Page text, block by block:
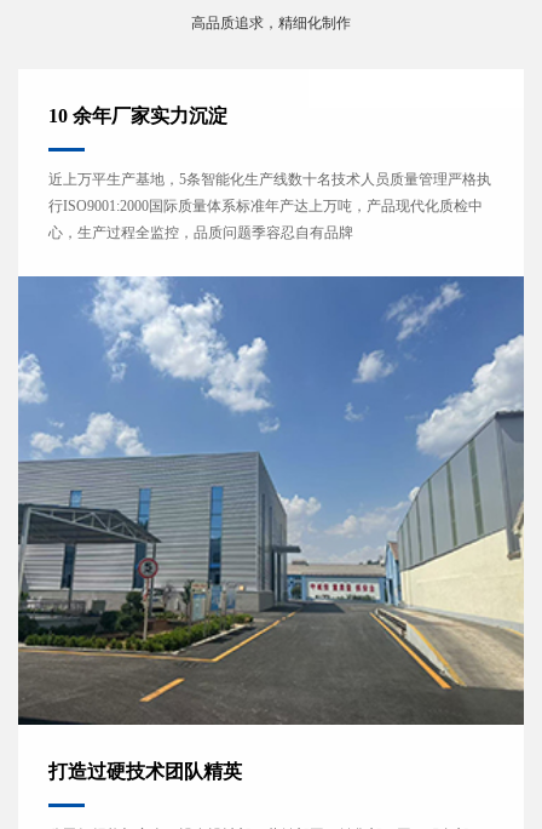
高品质追求，精细化制作
10 余年厂家实力沉淀
近上万平生产基地，5条智能化生产线数十名技术人员质量管理严格执
行ISO9001:2000国际质量体系标准年产达上万吨，产品现代化质检中
心，生产过程全监控，品质问题季容忍自有品牌
打造过硬技术团队精英